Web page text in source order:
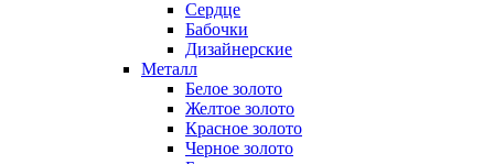
Сердце
Бабочки
Дизайнерские
Металл
Белое золото
Желтое золото
Красное золото
Черное золото